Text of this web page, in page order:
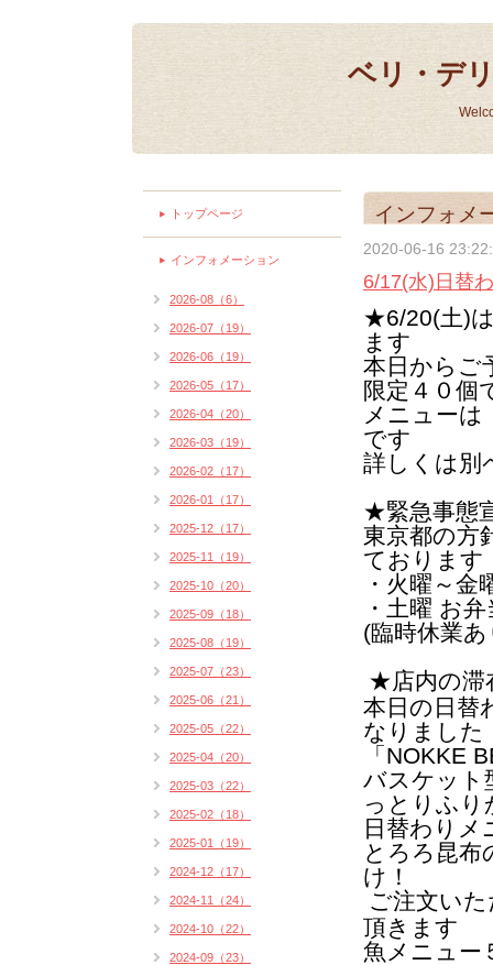
ベリ・デ
インフォメ
2020-06-16
6/17(水)日替
★6/20(土)
ます
本日からご
限定４０個
メニューは
です
詳しくは別
★緊急事態
東京都の方
ております
・火曜～
・土曜 お
(臨時休業
★店内の滞
本日の日替
なりました
「NOKKE
バスケット
っとりふり
日替わりメ
とろろ昆布
け！
ご注文い
頂きます
魚メニュー
トップページ
インフォメーション
2026-08（6）
2026-07（19）
2026-06（19）
2026-05（17）
2026-04（20）
2026-03（19）
2026-02（17）
2026-01（17）
2025-12（17）
2025-11（19）
2025-10（20）
2025-09（18）
2025-08（19）
2025-07（23）
2025-06（21）
2025-05（22）
2025-04（20）
2025-03（22）
2025-02（18）
2025-01（19）
2024-12（17）
2024-11（24）
2024-10（22）
2024-09（23）